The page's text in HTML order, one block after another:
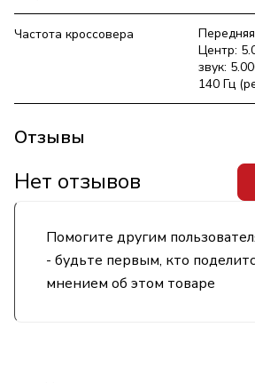
Частота кроссовера
Центр:
звук:
140 Гц
Отзывы
Помогите другим
- будьте первым, кто
мнением об этом товаре
Нет отзывов